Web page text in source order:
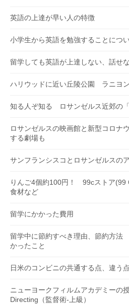
英語の上達が早い人の特徴
小学生から英語を勉強することにつ
留学しても英語が上達しない、話せ
ハリウッドに近い丘陵公園 ラニヨ
知る人ぞ知る ロサンゼルス近郊の
ロサンゼルスの映画館と新型コロ
する劇場も
サンフランシスコとロサンゼルスの
りんご4個約100円！ 99cストア(99
食材など
留学にかかった費用
留学中に節約すべき理由、節約方
かったこと
日米のコンビニの共通する点、違う点
ニューヨークフィルムアカデミー
Directing（監督術-上級）